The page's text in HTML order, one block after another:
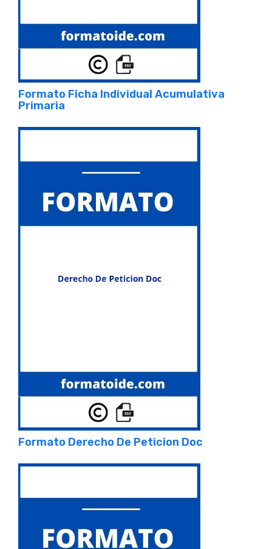
Formato Ficha Individual Acumulativa
Primaria
Formato Derecho De Peticion Doc